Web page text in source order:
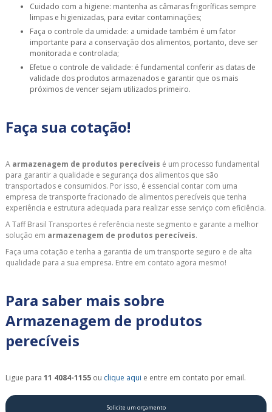
Cuidado com a higiene: mantenha as câmaras frigoríficas sempre
limpas e higienizadas, para evitar contaminações;
Faça o controle da umidade: a umidade também é um fator
importante para a conservação dos alimentos, portanto, deve ser
monitorada e controlada;
Efetue o controle de validade: é fundamental conferir as datas de
validade dos produtos armazenados e garantir que os mais
próximos de vencer sejam utilizados primeiro.
Faça sua cotação!
A armazenagem de produtos perecíveis é um processo fundamental
para garantir a qualidade e segurança dos alimentos que são
transportados e consumidos. Por isso, é essencial contar com uma
empresa de transporte fracionado de alimentos perecíveis que tenha
experiência e estrutura adequada para realizar esse serviço com eficiência.
A Taff Brasil Transportes é referência neste segmento e garante a melhor
solução em armazenagem de produtos perecíveis.
Faça uma cotação e tenha a garantia de um transporte seguro e de alta
qualidade para a sua empresa. Entre em contato agora mesmo!
Para saber mais sobre
Armazenagem de produtos
perecíveis
Ligue para 11 4084-1155 ou clique aqui e entre em contato por email.
Solicite um orçamento